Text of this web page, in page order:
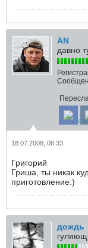
AN
давно
18.07.2008, 08:33
Григорий
Гриша, ты никак
приготовление:)
дождь